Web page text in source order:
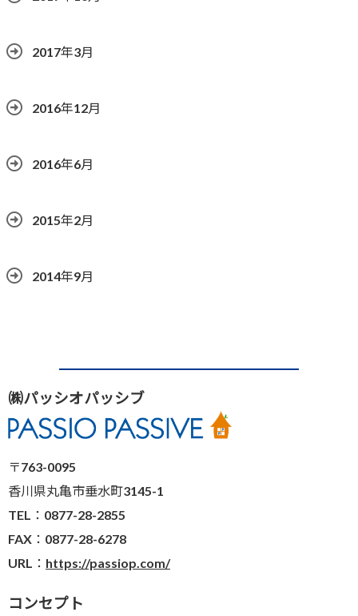
2017年3月
2016年12月
2016年6月
2015年2月
2014年9月
㈱パッシオパッシブ
〒763-0095
香川県丸亀市垂水町3145-1
TEL：0877-28-2855
FAX：0877-28-6278
URL： https://passiop.com/
コンセプト